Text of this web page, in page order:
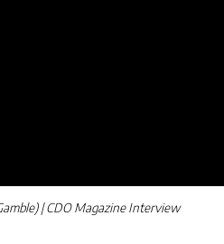
| CDO Magazine Interview